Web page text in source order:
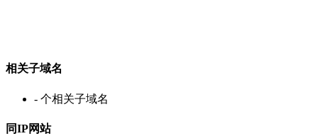
相关子域名
- 个相关子域名
同IP网站